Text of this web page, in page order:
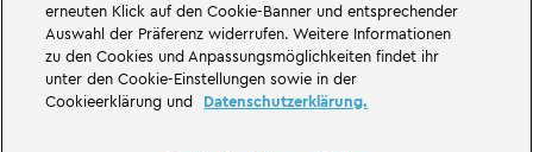
erneuten Klick auf den Cookie-Banner und entsprechender
Auswahl der Präferenz widerrufen. Weitere Informationen
zu den Cookies und Anpassungsmöglichkeiten findet ihr
unter den Cookie-Einstellungen sowie in der
Cookieerklärung und
Datenschutzerklärung.